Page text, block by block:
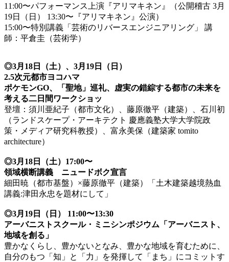
11:00〜パフォーマンス上演『アリマキネン』（公開稽古 3月
19日（日） 13:30〜『アリマキネン』公演）
15:00〜特別講義「芸術のリバースエンジニアリング」 講
師：平倉圭（芸術学）
◎3月18日（土）、3月19日（日）
2.5次元都市ヨコハマ
ポケモンGO、「聖地」巡礼、虚実の錯綜する都市の未来を
考える二日間ワークショッ
登壇：須川亜紀子（都市文化）、藤原徹平（建築）、石川初
（ランドスケープ・アーキテクト 慶應義塾大学大学院政
策・メディア研究科教授）、富永美保（建築家 tomito
architecture）
◎3月18日（土）17:00〜
領域横断講義 ニュードボク宣言
細田暁（都市基盤）×藤原徹平（建築）「土木建築越境熱血
講義:津田永忠を題材にして」
◎3月19日（日） 11:00〜13:30
アーバニストスクール・ミニシンポジウム「アーバニスト、
地域を創る」
豊かなくらし、豊かないとなみ、豊かな地域を育むために、
自分のもつ「知」と「力」を発揮して「まち」にコミットす